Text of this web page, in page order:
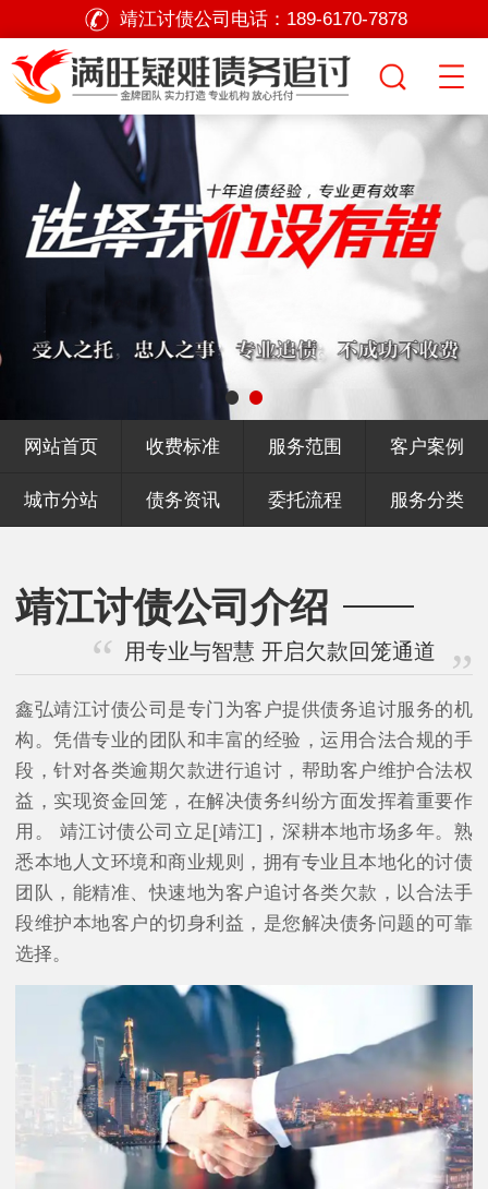
靖江讨债公司电话： 189-6170-7878
网站首页 收费标准 服务范围 客户案例
城市分站 债务资讯 委托流程 服务分类
靖江讨债公司介绍
用专业与智慧 开启欠款回笼通道
鑫弘靖江讨债公司是专门为客户提供债务追讨服务的机
构。凭借专业的团队和丰富的经验，运用合法合规的手
段，针对各类逾期欠款进行追讨，帮助客户维护合法权
益，实现资金回笼，在解决债务纠纷方面发挥着重要作
用。 靖江讨债公司立足[靖江]，深耕本地市场多年。熟
悉本地人文环境和商业规则，拥有专业且本地化的讨债
团队，能精准、快速地为客户追讨各类欠款，以合法手
段维护本地客户的切身利益，是您解决债务问题的可靠
选择。